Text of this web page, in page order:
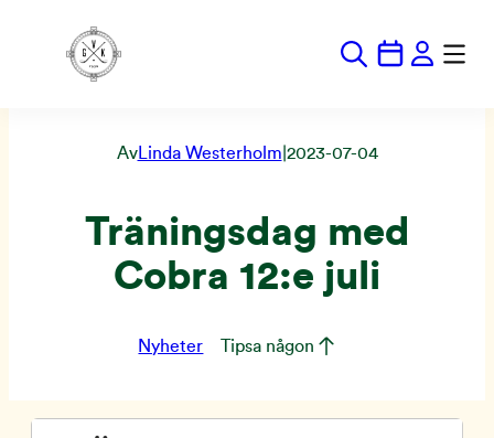
till
AvLinda Westerholm 2023-07-04
Träningsdag med
Cobra 12:e juli
Nyheter Tipsa någon